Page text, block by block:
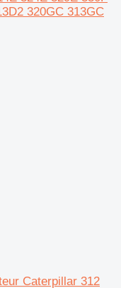
320GC 313GC
Caterpillar 312